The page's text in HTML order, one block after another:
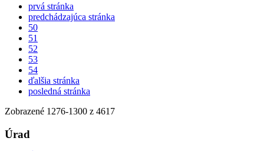
prvá stránka
predchádzajúca stránka
50
51
52
53
54
ďalšia stránka
posledná stránka
Zobrazené 1276-1300 z 4617
Úrad